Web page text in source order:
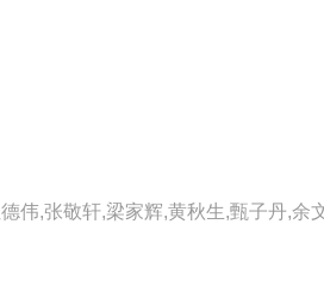
伟,张敬轩,梁家辉,黄秋生,甄子丹,